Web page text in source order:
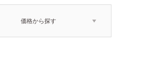
価格から探す